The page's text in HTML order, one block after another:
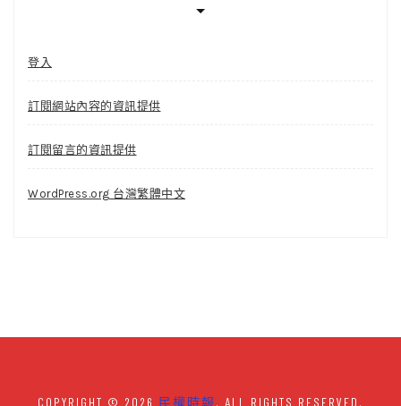
登入
訂閱網站內容的資訊提供
訂閱留言的資訊提供
WordPress.org 台灣繁體中文
COPYRIGHT © 2026 民權時報 . ALL RIGHTS RESERVED.